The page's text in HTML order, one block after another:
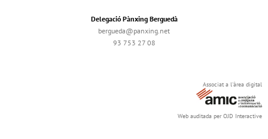
Delegació Pànxing Berguedà
bergueda@panxing.net
93 753 27 08
Associat a l'àrea digital
Web auditada per OJD Interactive